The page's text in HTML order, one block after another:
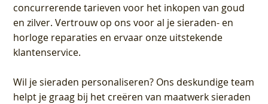
concurrerende tarieven voor het inkopen van goud
en zilver. Vertrouw op ons voor al je sieraden- en
horloge reparaties en ervaar onze uitstekende
klantenservice.
Wil je sieraden personaliseren? Ons deskundige team
helpt je graag bij het creëren van maatwerk sieraden